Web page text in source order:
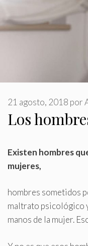
Los
21 agosto, 2018 por
Existen hombres
mujeres,
hombres sometidos
maltrato psicológico
manos de la mujer.